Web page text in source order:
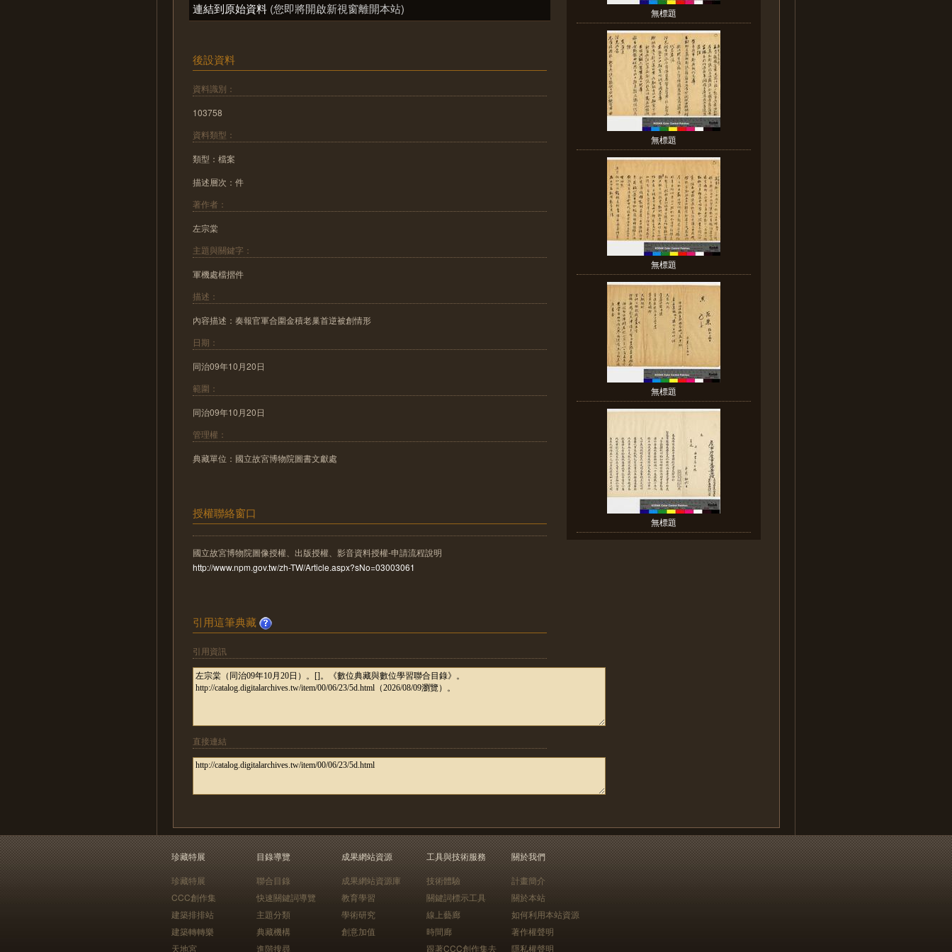
連結到原始資料 (您即將開啟新視窗離開本站)
後設資料
資料識別：
103758
資料類型：
類型：檔案
描述層次：件
著作者：
左宗棠
主題與關鍵字：
軍機處檔摺件
描述：
內容描述：奏報官軍合圍金積老巢首逆被創情形
日期：
同治09年10月20日
範圍：
同治09年10月20日
管理權：
典藏單位：國立故宮博物院圖書文獻處
授權聯絡窗口
國立故宮博物院圖像授權、出版授權、影音資料授權-申請流程說明
http://www.npm.gov.tw/zh-TW/Article.aspx?sNo=03003061
引用這筆典藏
引用資訊
直接連結
無標題
無標題
無標題
無標題
無標題
珍藏特展
珍藏特展
CCC創作集
建築排排站
建築轉轉樂
天地宮
目錄導覽
聯合目錄
快速關鍵詞導覽
主題分類
典藏機構
進階搜尋
成果網站資源
成果網站資源庫
教育學習
學術研究
創意加值
工具與技術服務
技術體驗
關鍵詞標示工具
線上藝廊
時間廊
跟著CCC創作集去
關於我們
計畫簡介
關於本站
如何利用本站資源
著作權聲明
隱私權聲明